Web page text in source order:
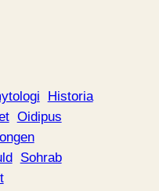
Historia
Oidipus
Sohrab